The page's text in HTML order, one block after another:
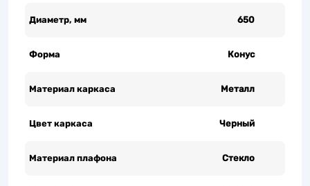
Диаметр, мм 650
Форма Конус
Материал каркаса Металл
Цвет каркаса Черный
Материал плафона Стекло